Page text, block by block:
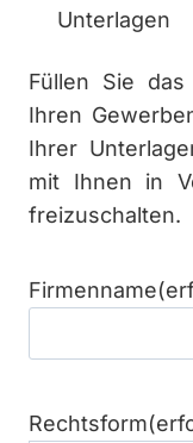
Unterlagen
Füllen Sie
Ihren
Ihrer
mit Ihnen in
freizuschalten.
Firmenname
Rechtsform